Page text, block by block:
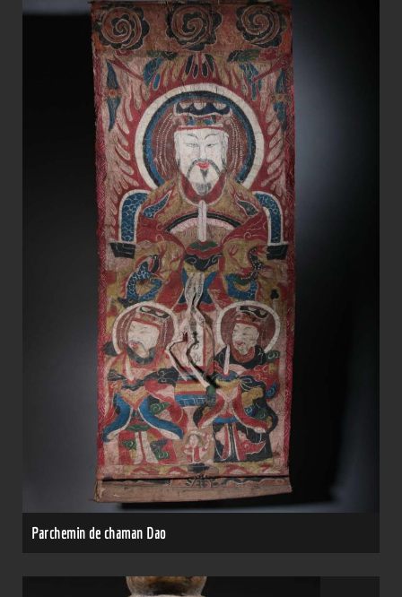
Parchemin de chaman Dao